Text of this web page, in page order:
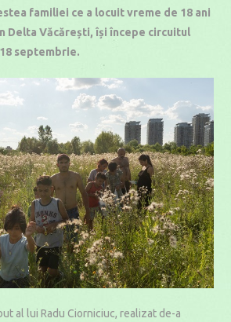
familiei ce a locuit vreme de 18 ani
Delta Văcărești, își începe circuitul
septembrie.
al lui Radu Ciorniciuc, realizat de-a